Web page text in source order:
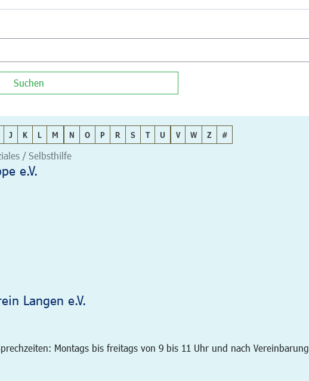
Suchen
J K L M N O P R S T U V W Z #
/ Selbsthilfe
e.V.
Langen e.V.
Montags bis freitags von 9 bis 11 Uhr und nach Vereinbarung